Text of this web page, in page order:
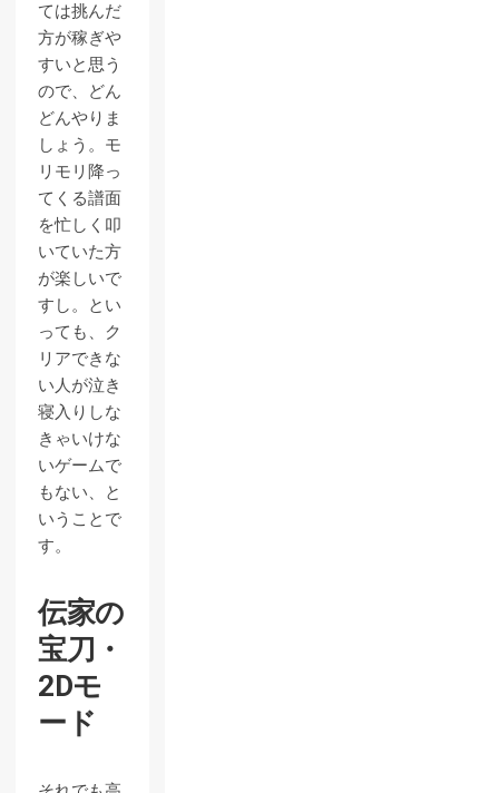
ては挑んだ
方が稼ぎや
すいと思う
ので、どん
どんやりま
しょう。モ
リモリ降っ
てくる譜面
を忙しく叩
いていた方
が楽しいで
すし。とい
っても、ク
リアできな
い人が泣き
寝入りしな
きゃいけな
いゲームで
もない、と
いうことで
す。
伝家の
宝刀・
2Dモ
ード